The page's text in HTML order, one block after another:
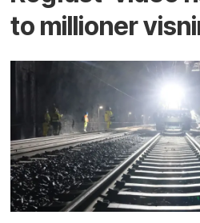
to millioner